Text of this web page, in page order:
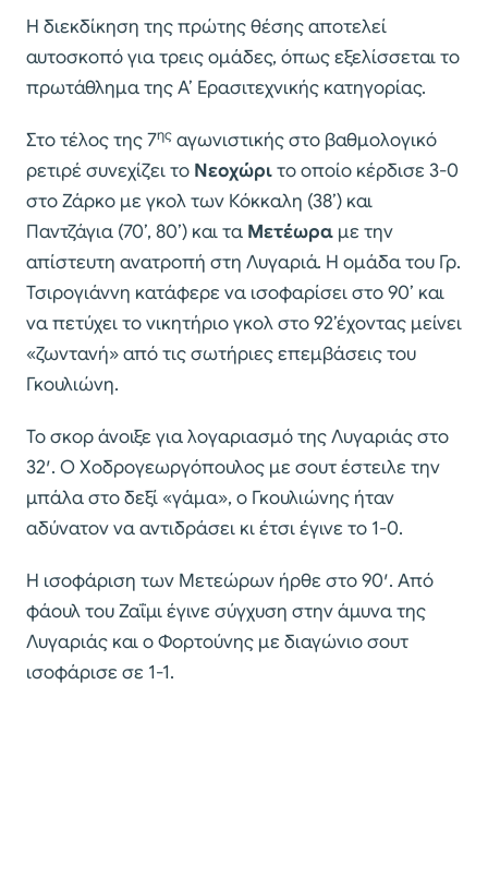
Η διεκδίκηση της πρώτης θέσης αποτελεί
αυτοσκοπό για τρεις ομάδες, όπως εξελίσσεται το
πρωτάθλημα της Α’ Ερασιτεχνικής κατηγορίας.
Στο τέλος της 7ης αγωνιστικής στο βαθμολογικό
ρετιρέ συνεχίζει το Νεοχώριτο οποίο κέρδισε 3-0
στο Ζάρκο με γκολ των Κόκκαλη (38’) και
Παντζάγια (70’, 80’) και τα Μετέωρα με την
απίστευτη ανατροπή στη Λυγαριά. Η ομάδα του Γρ.
Τσιρογιάννη κατάφερε να ισοφαρίσει στο 90’ και
να πετύχει το νικητήριο γκολ στο 92’έχοντας μείνει
«ζωντανή» από τις σωτήριες επεμβάσεις του
Γκουλιώνη.
Το σκορ άνοιξε για λογαριασμό της Λυγαριάς στο
32′. Ο Χοδρογεωργόπουλος με σουτ έστειλε την
μπάλα στο δεξί «γάμα», ο Γκουλιώνης ήταν
αδύνατον να αντιδράσει κι έτσι έγινε το 1-0.
Η ισοφάριση των Μετεώρων ήρθε στο 90′. Από
φάουλ του Ζαΐμι έγινε σύγχυση στην άμυνα της
Λυγαριάς και ο Φορτούνης με διαγώνιο σουτ
ισοφάρισε σε 1-1.